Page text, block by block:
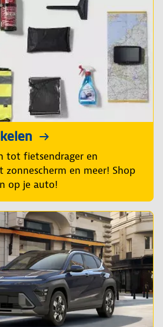
tot fietsendrager en
zonnescherm en meer! Shop
op je auto!